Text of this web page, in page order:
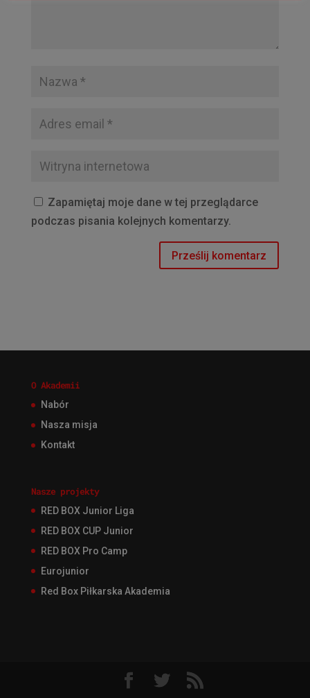
Zapamiętaj moje dane w tej przeglądarce
podczas pisania kolejnych komentarzy.
O Akademii
Nabór
Nasza misja
Kontakt
Nasze projekty
RED BOX Junior Liga
RED BOX CUP Junior
RED BOX Pro Camp
Eurojunior
Red Box Piłkarska Akademia